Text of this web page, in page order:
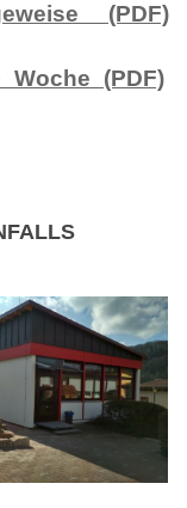
(PDF)
Woche (PDF)